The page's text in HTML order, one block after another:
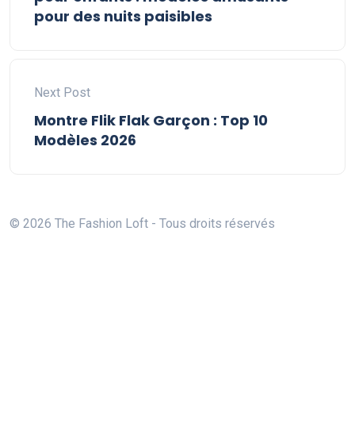
pour des nuits paisibles
Next Post
Montre Flik Flak Garçon : Top 10
Modèles 2026
© 2026 The Fashion Loft - Tous droits réservés